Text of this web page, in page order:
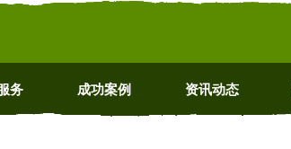
务 成功案例 资讯动态